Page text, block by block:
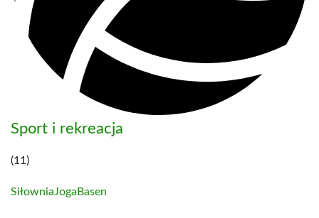
Sport i rekreacja
(11)
SiłowniaJoga Basen